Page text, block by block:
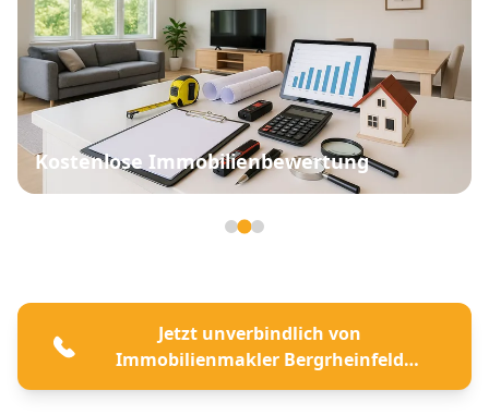
Kostenlose Immobilienbewertung
Jetzt unverbindlich von
Immobilienmakler Bergrheinfeld
beraten lassen